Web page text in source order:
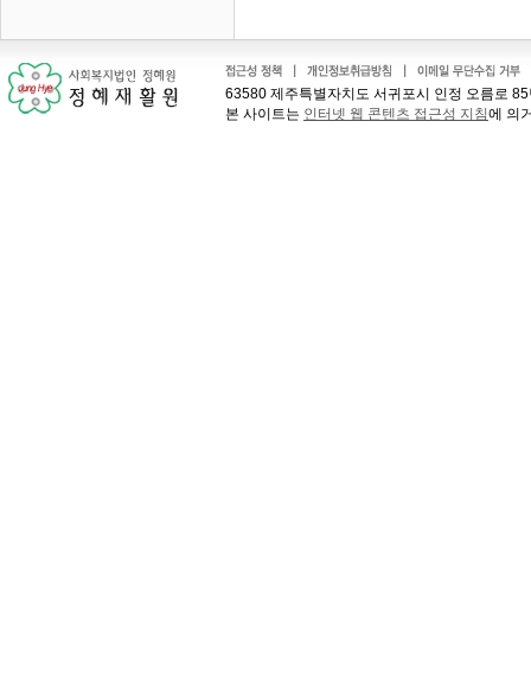
63580 제주특별자치도 서귀포시 인정 오름로
본 사이트는 인터넷 웹 콘텐츠 접근성 지침에 의